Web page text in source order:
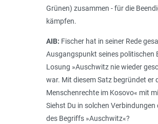
Grünen) zusammen - für die
kämpfen.
AIB: Fischer hat in seiner Rede
Ausgangspunkt seines politischen
Losung »Auschwitz nie wieder
war. Mit diesem Satz begründet er
Menschenrechte im Kosovo« mit
Siehst Du in solchen
des Begriffs »Auschwitz«?